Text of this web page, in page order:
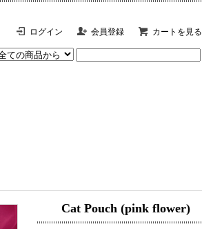
ログイン 会員登録 カートを見る
Cat Pouch (pink flower)